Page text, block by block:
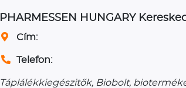
PHARMESSEN HUNGARY
Cím:
Telefon:
Táplálékkiegészitők, Biobolt,